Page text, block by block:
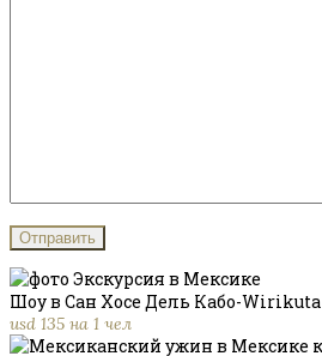
Шоу в Сан Хосе Дель Кабо-Wirikuta
usd 135 на 1 чел